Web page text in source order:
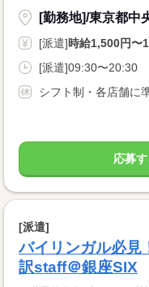
[勤務地]/東京都中
[派遣]時給1,500円〜
[派遣]09:30〜20:30
シフト制・各店舗に
応募す
[派遣]
バイリンガル必
訳staff＠銀座SIX